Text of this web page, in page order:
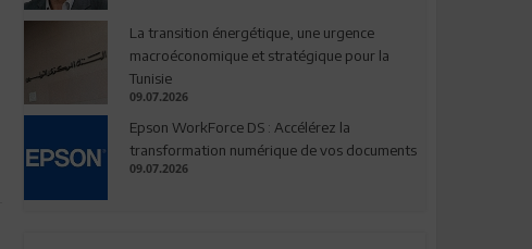
La transition énergétique, une urgence
macroéconomique et stratégique pour la
Tunisie
09.07.2026
Epson WorkForce DS : Accélérez la
transformation numérique de vos documents
09.07.2026